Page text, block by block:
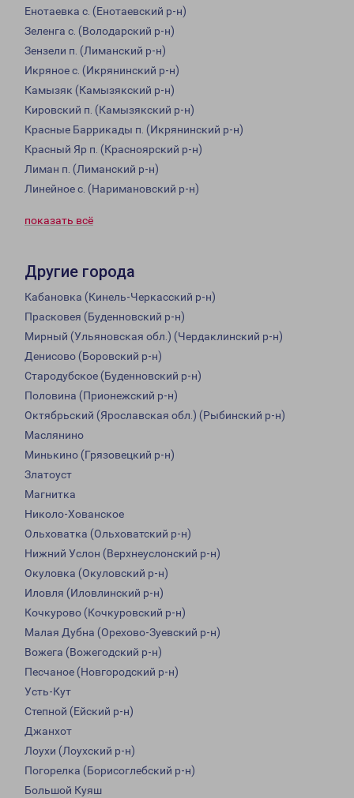
Енотаевка с. (Енотаевский р-н)
Зеленга с. (Володарский р-н)
Зензели п. (Лиманский р-н)
Икряное с. (Икрянинский р-н)
Камызяк (Камызякский р-н)
Кировский п. (Камызякский р-н)
Красные Баррикады п. (Икрянинский р-н)
Красный Яр п. (Красноярский р-н)
Лиман п. (Лиманский р-н)
Линейное с. (Наримановский р-н)
показать всё
Другие города
Кабановка (Кинель-Черкасский р-н)
Прасковея (Буденновский р-н)
Мирный (Ульяновская обл.) (Чердаклинский р-н)
Денисово (Боровский р-н)
Стародубское (Буденновский р-н)
Половина (Прионежский р-н)
Октябрьский (Ярославская обл.) (Рыбинский р-н)
Маслянино
Минькино (Грязовецкий р-н)
Златоуст
Магнитка
Николо-Хованское
Ольховатка (Ольховатский р-н)
Нижний Услон (Верхнеуслонский р-н)
Окуловка (Окуловский р-н)
Иловля (Иловлинский р-н)
Кочкурово (Кочкуровский р-н)
Малая Дубна (Орехово-Зуевский р-н)
Вожега (Вожегодский р-н)
Песчаное (Новгородский р-н)
Усть-Кут
Степной (Ейский р-н)
Джанхот
Лоухи (Лоухский р-н)
Погорелка (Борисоглебский р-н)
Большой Куяш